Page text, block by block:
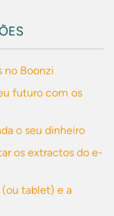
no Boonzi
futuro com os
o seu dinheiro
os extractos do e-
tablet) e a